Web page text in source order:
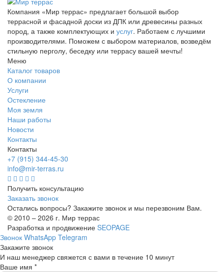
Компания «Мир террас» предлагает большой выбор
террасной и фасадной доски из ДПК или древесины разных
пород, а также комплектующих и услуг. Работаем с лучшими
производителями. Поможем с выбором материалов, возведём
стильную перголу, беседку или террасу вашей мечты!
Меню
Каталог товаров
О компании
Услуги
Остекление
Моя земля
Наши работы
Новости
Контакты
Контакты
+7 (915) 344-45-30
info@mir-terras.ru
Получить консультацию
Заказать звонок
Остались вопросы? Закажите звонок и мы перезвоним Вам.
© 2010 – 2026 г. Мир террас
Разработка и продвижение SEOPAGE
Звонок WhatsApp Telegram
Закажите звонок
И наш менеджер свяжется с вами в течение 10 минут
Ваше имя *